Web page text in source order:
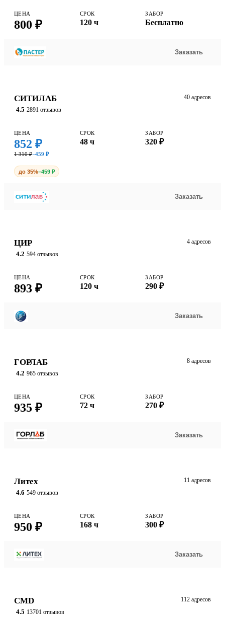
ЦЕНА
800 ₽
СРОК
120 ч
ЗАБОР
Бесплатно
Заказать
СИТИЛАБ
4.5 2891 отзывов
40 адресов
ЦЕНА
852 ₽
1 310 ₽−459 ₽
СРОК
48 ч
ЗАБОР
320 ₽
до 35%−459 ₽
Заказать
ЦИР
4.2 594 отзывов
4 адресов
ЦЕНА
893 ₽
СРОК
120 ч
ЗАБОР
290 ₽
Заказать
ГОРЛАБ
4.2 965 отзывов
8 адресов
ЦЕНА
935 ₽
СРОК
72 ч
ЗАБОР
270 ₽
Заказать
Литех
4.6 549 отзывов
11 адресов
ЦЕНА
950 ₽
СРОК
168 ч
ЗАБОР
300 ₽
Заказать
CMD
4.5 13701 отзывов
112 адресов